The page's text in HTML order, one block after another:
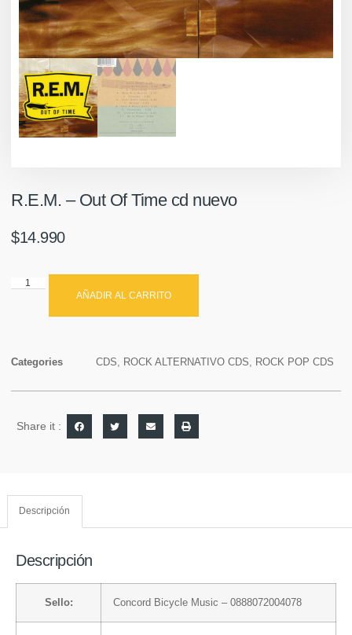
R.E.M. – Out Of Time cd nuevo
$14.990
AÑADIR AL CARRITO
Categories CDS ROCK ALTERNATIVO CDS ROCK POP CDS
Share it :
Descripción
Descripción
Sello: Concord Bicycle Music – 0888072004078